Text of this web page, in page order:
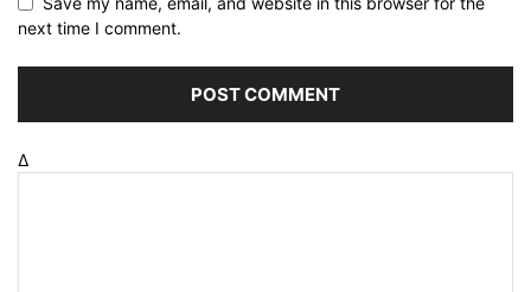
next time I comment.
Δ